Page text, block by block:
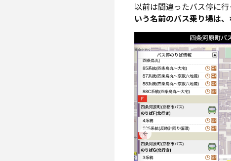
以前は間違ったバス停に
いう名前のバス乗り場は